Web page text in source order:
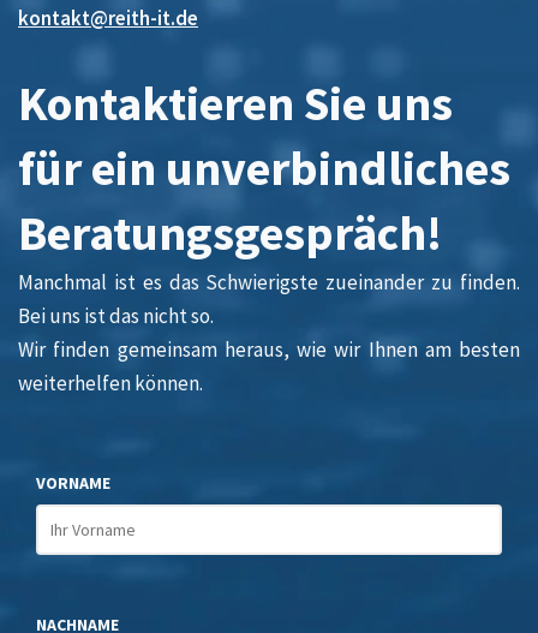
kontakt@reith-it.de
Kontaktieren Sie uns
für ein unverbindliches
Beratungsgespräch!
Manchmal ist es das Schwierigste zueinander zu finden.
Bei uns ist das nicht so.
Wir finden gemeinsam heraus, wie wir Ihnen am besten
weiterhelfen können.
VORNAME
NACHNAME